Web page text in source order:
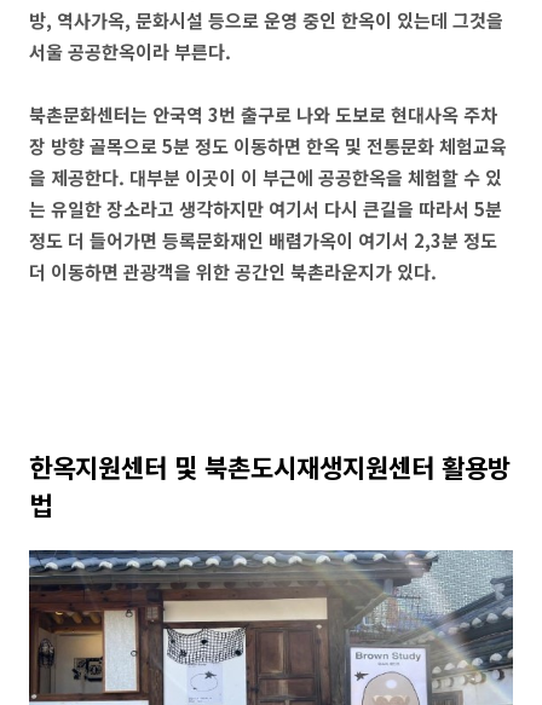
방, 역사가옥, 문화시설 등으로 운영 중인 한옥이 있는데 그것을
서울 공공한옥이라 부른다.
북촌문화센터는 안국역 3번 출구로 나와 도보로 현대사옥 주차
장 방향 골목으로 5분 정도 이동하면 한옥 및 전통문화 체험교육
을 제공한다. 대부분 이곳이 이 부근에 공공한옥을 체험할 수 있
는 유일한 장소라고 생각하지만 여기서 다시 큰길을 따라서 5분
정도 더 들어가면 등록문화재인 배렴가옥이 여기서 2,3분 정도
더 이동하면 관광객을 위한 공간인 북촌라운지가 있다.
한옥지원센터 및 북촌도시재생지원센터 활용방
법